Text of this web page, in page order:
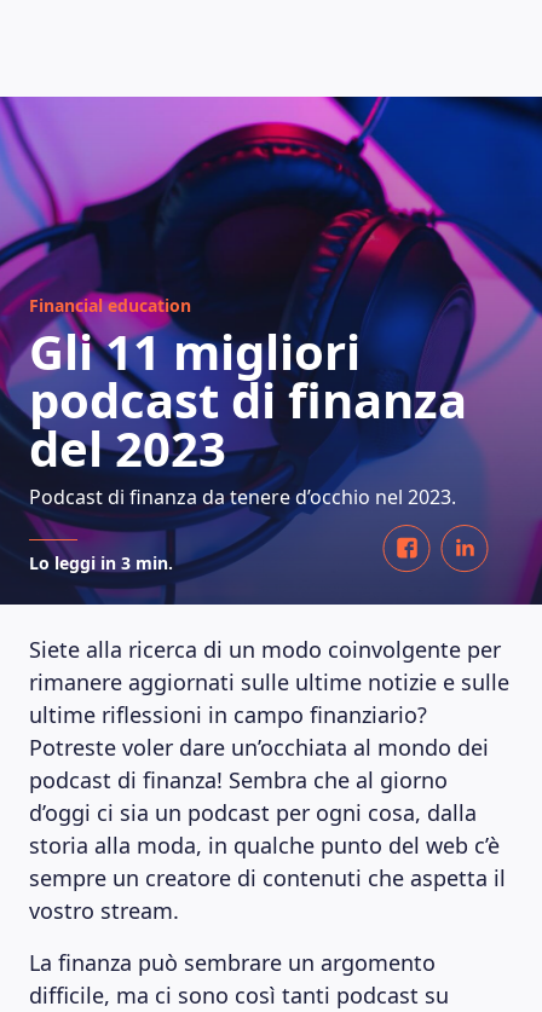
COME FUNZIONA
Financial education
Gli 11 migliori
podcast di finanza
del 2023
Podcast di finanza da tenere d’occhio nel 2023.
Lo leggi in 3 min.
Siete alla ricerca di un modo coinvolgente per
rimanere aggiornati sulle ultime notizie e sulle
ultime riflessioni in campo finanziario?
Potreste voler dare un’occhiata al mondo dei
podcast di finanza! Sembra che al giorno
d’oggi ci sia un podcast per ogni cosa, dalla
storia alla moda, in qualche punto del web c’è
sempre un creatore di contenuti che aspetta il
vostro stream.
La finanza può sembrare un argomento
difficile, ma ci sono così tanti podcast su